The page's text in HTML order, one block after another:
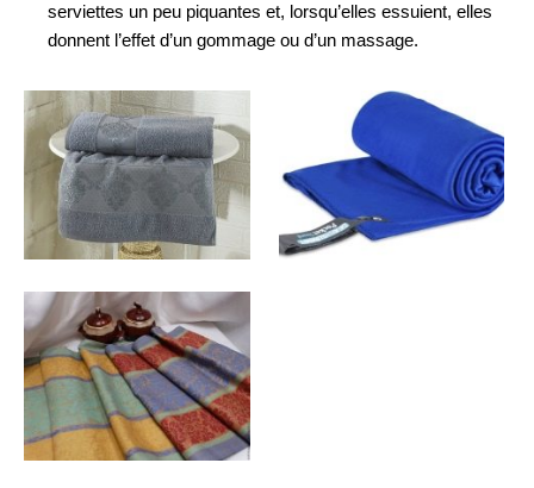
serviettes un peu piquantes et, lorsqu’elles essuient, elles
donnent l’effet d’un gommage ou d’un massage.